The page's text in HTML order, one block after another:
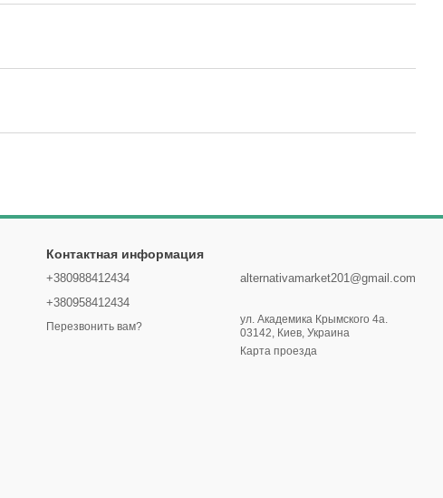
Контактная информация
+380988412434
+380958412434
Перезвонить вам?
alternativamarket201@gmail.com
ул. Академика Крымского 4а.
03142, Киев, Украина
Карта проезда